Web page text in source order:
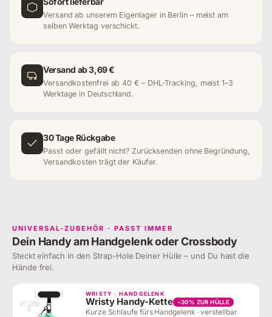
Versand ab unserem Eigenlager in Berlin – meist am
selben Werktag verschickt.
Versand ab 3,69 €
Versandkostenfrei ab 40 € – DHL-Tracking, meist 1–3
Werktage in Deutschland.
30 Tage Rückgabe
Passt oder gefällt nicht? Zurücksenden ohne Begründung,
Versandkosten trägt der Käufer.
UNIVERSAL-ZUBEHÖR · PASST IMMER
Dein Handy am Handgelenk oder Crossbody
Steckt einfach in den Strap-Hole Deiner Hülle – und Du hast die
Hände frei.
WRISTY · HANDGELENK
Wristy Handy-Kette −30% ZUR HÜLLE
Kurze Schlaufe fürs Handgelenk · verstellbar